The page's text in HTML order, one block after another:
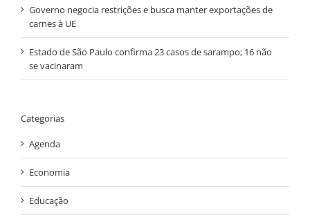
Governo negocia restrições e busca manter exportações de
carnes à UE
Estado de São Paulo confirma 23 casos de sarampo; 16 não
se vacinaram
Categorias
Agenda
Economia
Educação